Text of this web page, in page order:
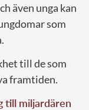
även unga kan
som
till de som
framtiden.
till miljardären